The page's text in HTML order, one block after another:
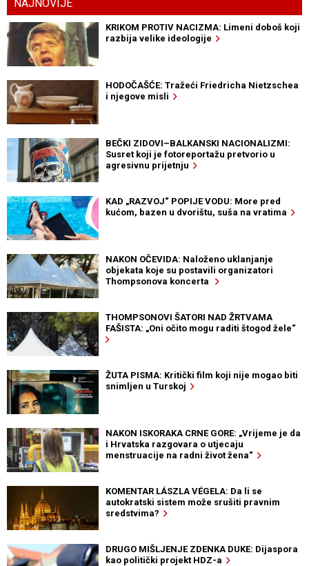
NAJNOVIJE
KRIKOM PROTIV NACIZMA: Limeni doboš koji
razbija velike ideologije
HODOČAŠĆE: Tražeći Friedricha Nietzschea
i njegove misli
BEČKI ZIDOVI–BALKANSKI NACIONALIZMI:
Susret koji je fotoreportažu pretvorio u
agresivnu prijetnju
KAD „RAZVOJ“ POPIJE VODU: More pred
kućom, bazen u dvorištu, suša na vratima
NAKON OČEVIDA: Naloženo uklanjanje
objekata koje su postavili organizatori
Thompsonova koncerta
THOMPSONOVI ŠATORI NAD ŽRTVAMA
FAŠISTA: „Oni očito mogu raditi štogod žele“
ŽUTA PISMA: Kritički film koji nije mogao biti
snimljen u Turskoj
NAKON ISKORAKA CRNE GORE: „Vrijeme je da
i Hrvatska razgovara o utjecaju
menstruacije na radni život žena“
KOMENTAR LÁSZLA VÉGELA: Da li se
autokratski sistem može srušiti pravnim
sredstvima?
DRUGO MIŠLJENJE ZDENKA DUKE: Dijaspora
kao politički projekt HDZ-a